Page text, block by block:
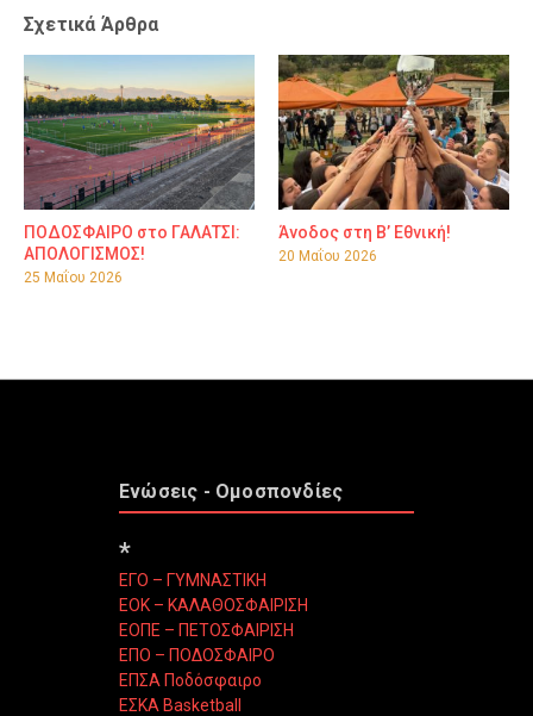
Σχετικά Άρθρα
ΠΟΔΟΣΦΑΙΡΟ στο ΓΑΛΑΤΣΙ:
ΑΠΟΛΟΓΙΣΜΟΣ!
25 Μαΐου 2026
Άνοδος στη Β’ Εθνική!
20 Μαΐου 2026
Ενώσεις - Ομοσπονδίες
*
ΕΓΟ – ΓΥΜΝΑΣΤΙΚΗ
ΕΟΚ – ΚΑΛΑΘΟΣΦΑΙΡΙΣΗ
ΕΟΠΕ – ΠΕΤΟΣΦΑΙΡΙΣΗ
ΕΠΟ – ΠΟΔΟΣΦΑΙΡΟ
ΕΠΣΑ Ποδόσφαιρο
ΕΣΚΑ Basketball